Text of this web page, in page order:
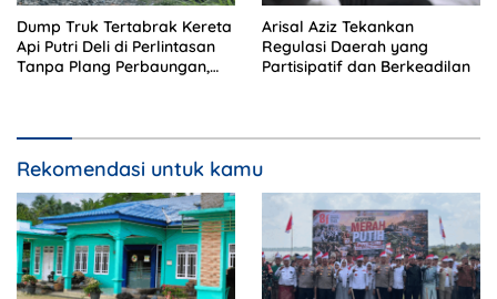
Dump Truk Tertabrak Kereta
Api Putri Deli di Perlintasan
Tanpa Plang Perbaungan,
Arisal Aziz Tekankan
Regulasi Daerah yang
Partisipatif dan Berkeadilan
Rekomendasi untuk kamu